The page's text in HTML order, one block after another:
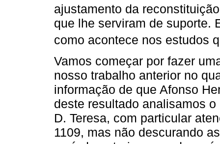
ajustamento da
que lhe serviram de suporte.
como acontece nos estudos
Vamos começar por fazer
nosso trabalho anterior no
informação de que Afonso
deste resultado analisamos
D. Teresa, com particular
1109, mas não descurando